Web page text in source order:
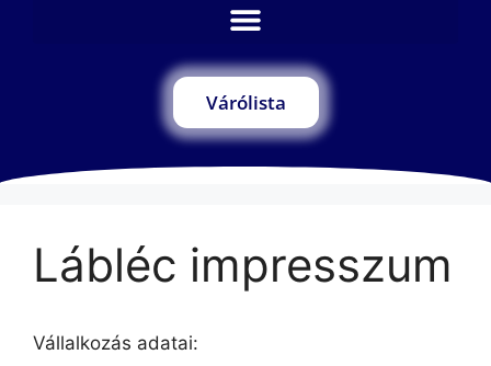
Várólista
Lábléc impresszum
Vállalkozás adatai: